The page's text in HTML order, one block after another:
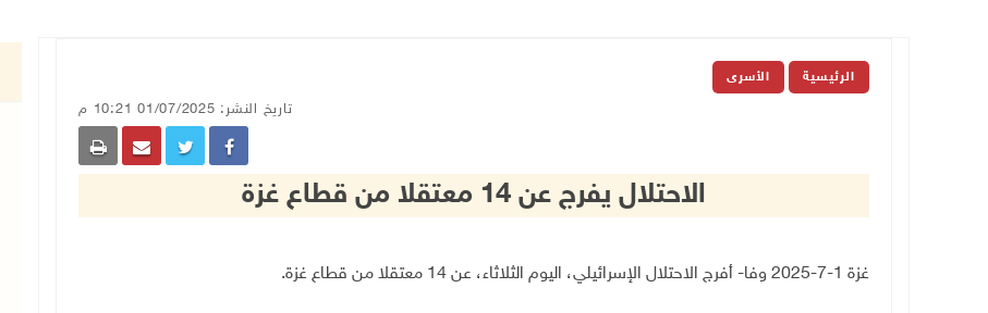
الرئيسية الأسرى
تاريخ النشر: 01/07/2025 10:21 م
الاحتلال يفرج عن 14 معتقلا من قطاع غزة
غزة 1-7-2025 وفا- أفرج الاحتلال الإسرائيلي، اليوم الثلاثاء، عن 14 معتقلا من قطاع غزة.